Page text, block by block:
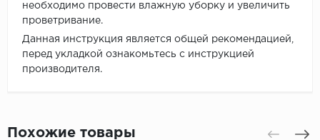
необходимо провести влажную уборку и увеличить
проветривание.
Данная инструкция является общей рекомендацией,
перед укладкой ознакомьтесь с инструкцией
производителя.
Похожие товары